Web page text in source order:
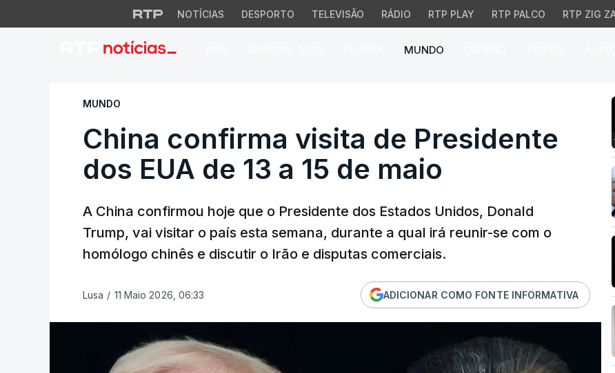
NOTÍCIAS DESPORTO TELEVISÃO RÁDIO RTP PLAY RTP PALCO RTP ZIG
MUNDO
China confirma visita de Presidente dos
MUNDO
China confirma visita de Presidente
dos EUA de 13 a 15 de maio
A China confirmou hoje que o Presidente dos Estados Unidos, Donald
Trump, vai visitar o país esta semana, durante a qual irá reunir-se com o
homólogo chinês e discutir o Irão e disputas comerciais.
Lusa / 11 Maio 2026, 06:33 ADICIONAR COMO FONTE INFORMATIVA